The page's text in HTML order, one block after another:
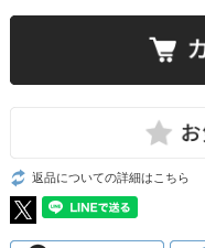
返品についての詳細はこちら